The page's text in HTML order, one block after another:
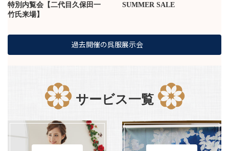
特別内覧会【二代目久保田一
竹氏来場】
SUMMER SALE
過去開催の呉服展示会
サービス一覧
カバーリンク カバーリンク